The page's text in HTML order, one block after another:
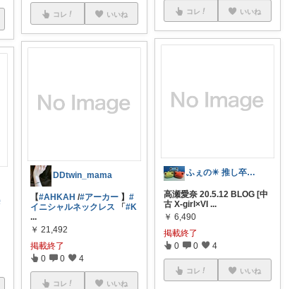
コレ いいね
DDtwin_mama
【#AHKAH /#アーカー 】#
イニシャルネックレス 「#K
...
￥ 21,492
掲載終了
0 0 4
コレ いいね
コレ いいね
ふぇの☀ 推し卒業発表により停止。
高瀬愛奈 20.5.12 BLOG [中
古 X-girl×VI ...
￥ 6,490
掲載終了
0 0 4
コレ いいね